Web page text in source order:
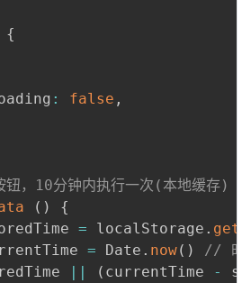
{
: false ,
，10分钟内执行一次(本地缓存)
( )
{
= localStorage .
= Date . now( )
// 时
|| ( currentTime -